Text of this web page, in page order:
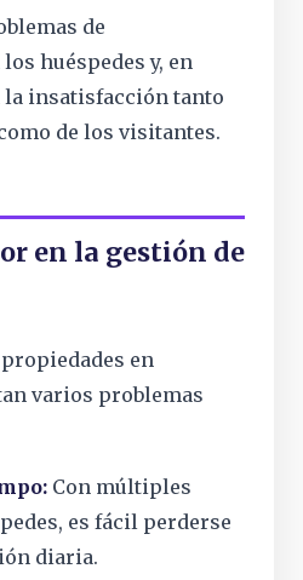
de
huéspedes y, en
insatisfacción tanto
de los visitantes.
en la gestión de
en
varios problemas
Con múltiples
es fácil perderse
diaria.